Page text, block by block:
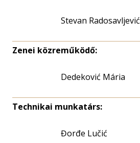
Stevan Radosavljević
Zenei közreműködő:
Dedeković Mária
Technikai munkatárs:
Đorđe Lučić